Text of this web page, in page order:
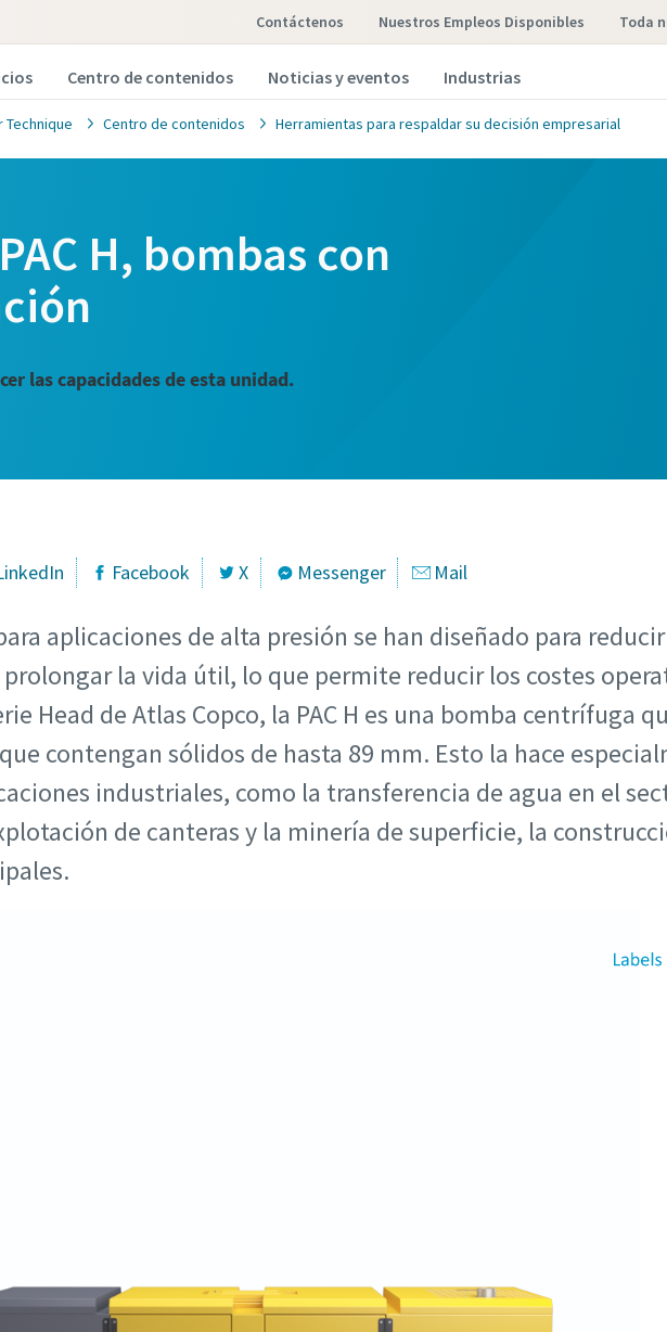
Contáctenos Nuestros Empleos Disponibles toda
Centro de contenidos Noticias y eventos Industrias
Technique Centro de contenidos Herramientas para respaldar su decisión empresarial
H, bombas con
las capacidades de esta unidad.
Facebook X Messenger Mail
aplicaciones de alta presión se han diseñado para
la vida útil, lo que permite reducir los costes
Head de Atlas Copco, la PAC H es una bomba centrífuga
contengan sólidos de hasta 89 mm. Esto la hace
industriales, como la transferencia de agua en el
de canteras y la minería de superficie, la